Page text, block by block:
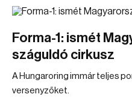
Forma-1: ismét
száguldó cirkusz
A Hungaroring immár teljes
versenyzőket.